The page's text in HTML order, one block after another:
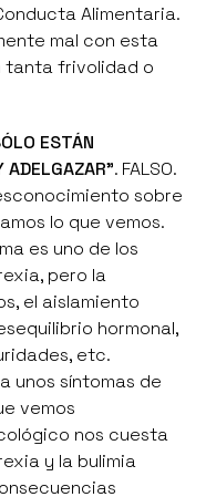
Alimentaria.
mal con esta
tanta frivolidad o
ESTÁN
ADELGAZAR”. FALSO.
sobre
lo que vemos.
es uno de los
pero la
el aislamiento
hormonal,
etc.
unos síntomas de
vemos
nos cuesta
y la bulimia